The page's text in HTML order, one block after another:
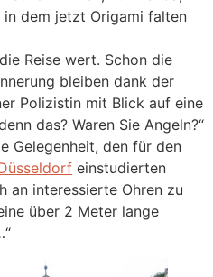
in dem jetzt Origami falten
Reise wert. Schon die
bleiben dank der
Polizistin mit Blick auf eine
das? Waren Sie Angeln?“
Gelegenheit, den für den
einstudierten
an interessierte Ohren zu
über 2 Meter lange